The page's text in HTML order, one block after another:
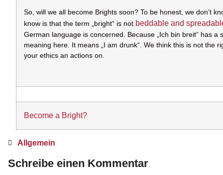
So, will we all become Brights soon? To be honest, we don’t
know is that the term „bright“ is not beddable and
German language is concerned. Because „Ich bin breit“ has a
meaning here. It means „I am drunk“. We think this is not the
your ethics an actions on.
Become a Bright?
Allgemein
Schreibe einen Kommentar